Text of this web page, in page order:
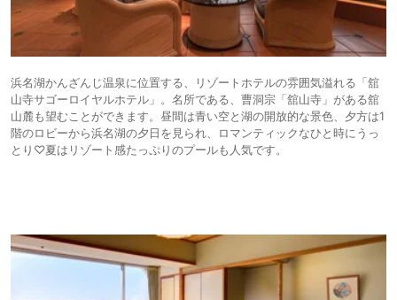
浜名湖かんざんじ温泉に位置する、リゾートホテルの雰囲気溢れる「舘
山寺サゴーロイヤルホテル」。名所である、曹洞宗「舘山寺」がある舘
山麓も望むことができます。昼間は青い空と湖の開放的な景色、夕方は1
階のロビーから浜名湖の夕日を見られ、ロマンティックなひと時にうっ
とり♡夏はリゾート感たっぷりのプールも人気です。